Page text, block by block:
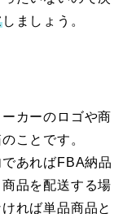
しましょう。
カーのロゴや商
ことです。
あればFBA納品
品を配送する場
れば単品商品と